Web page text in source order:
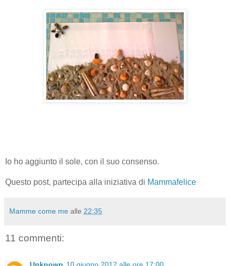
Io ho aggiunto il sole, con il suo consenso.
Questo post, partecipa alla iniziativa di Mammafelice
Mamme come me alle 22:35
11 commenti: